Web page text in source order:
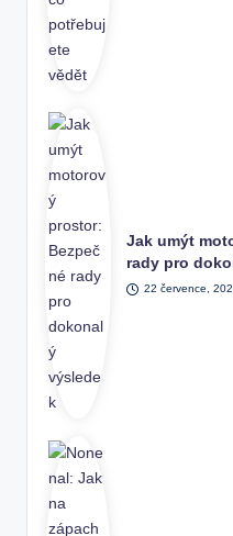
Jak umýt
rady pro
22 července,